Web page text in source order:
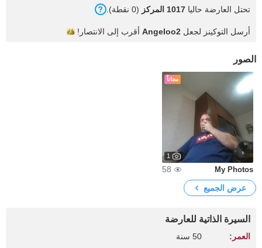
تحتل العارضة حاليا 1017 المركز (0 نقطة).
أرسل التوكينز لجعل Angeloo2 أقرب إلى الانتصار!
الصور
مجاناً
1
My Photos
58
عرض الجميع
السيرة الذاتية للعارضة
العمر: 50 سنة